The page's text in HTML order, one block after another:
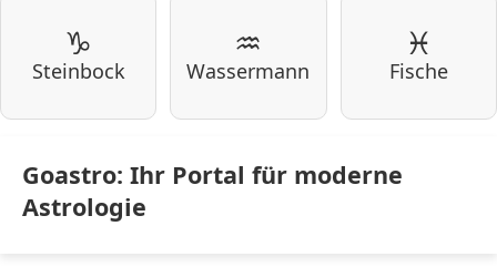
♑
Steinbock
♒
Wassermann
♓
Fische
Goastro: Ihr Portal für moderne
Astrologie